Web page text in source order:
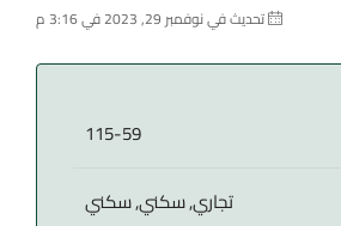
تحديث في نوفمبر 29, 2023 في 3:16 م
115-59
تجاري, سكني, سكني